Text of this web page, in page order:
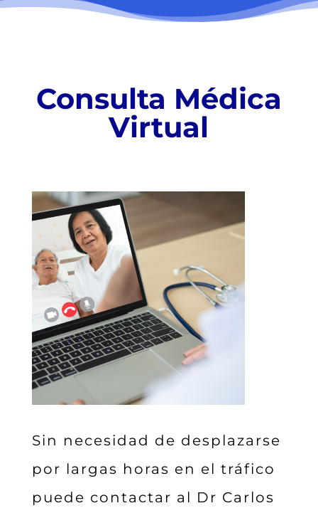
Consulta Médica
Virtual
Sin necesidad de desplazarse
por largas horas en el tráfico
puede contactar al Dr Carlos